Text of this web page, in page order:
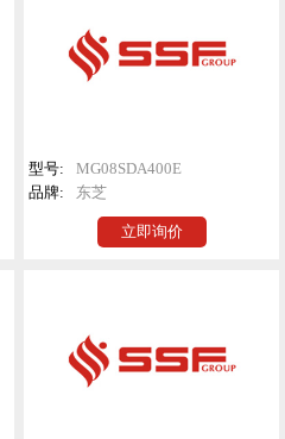
型号:
MG08SDA400E
品牌:
东芝
立即询价